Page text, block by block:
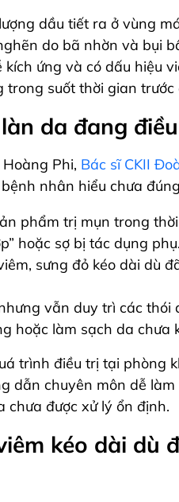
dầu tiết ra ở vùng
do bã nhờn và bụi
ứng và có dấu hiệu
trong suốt thời gian trước
da đang
Phi, Bác sĩ CKII
nhân hiểu chưa
phẩm trị mụn trong
hoặc sợ bị tác dụng phụ.
sưng đỏ kéo dài dù
vẫn duy trì các thói
hoặc làm sạch da chưa
trình điều trị tại phòng
dẫn chuyên môn dễ
chưa được xử lý ổn định.
kéo dài dù